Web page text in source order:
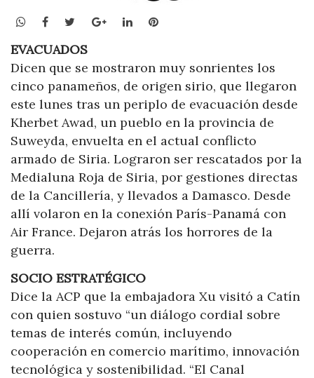
WhatsApp
Facebook
TwitterGoogle+LinkedInPinterest
EVACUADOS
Dicen que se mostraron muy sonrientes los
cinco panameños, de origen sirio, que llegaron
este lunes tras un periplo de evacuación desde
Kherbet Awad, un pueblo en la provincia de
Suweyda, envuelta en el actual conflicto
armado de Siria. Lograron ser rescatados por la
Medialuna Roja de Siria, por gestiones directas
de la Cancillería, y llevados a Damasco. Desde
allí volaron en la conexión París-Panamá con
Air France. Dejaron atrás los horrores de la
guerra.
SOCIO ESTRATÉGICO
Dice la ACP que la embajadora Xu visitó a Catín
con quien sostuvo “un diálogo cordial sobre
temas de interés común, incluyendo
cooperación en comercio marítimo, innovación
tecnológica y sostenibilidad. “El Canal